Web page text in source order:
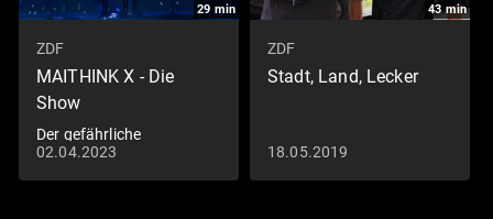
29 min
ZDF
MAITHINK X - Die
Show
Der gefährliche
Naturtrend
02.04.2023
43 min
ZDF
Stadt, Land, Lecker
18.05.2019